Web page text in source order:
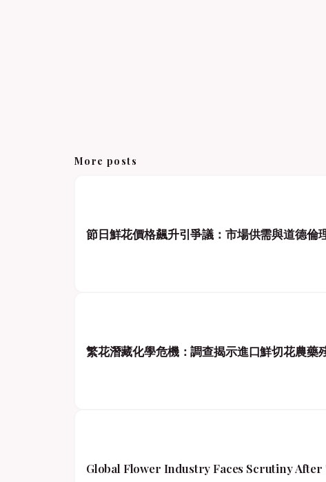
More posts
節日鮮花價格飆升引爭議：市場供需與道德倫
繁花潛藏化學危機：調查揭示進口鮮切花農藥
Global Flower Industry Faces Scrutiny